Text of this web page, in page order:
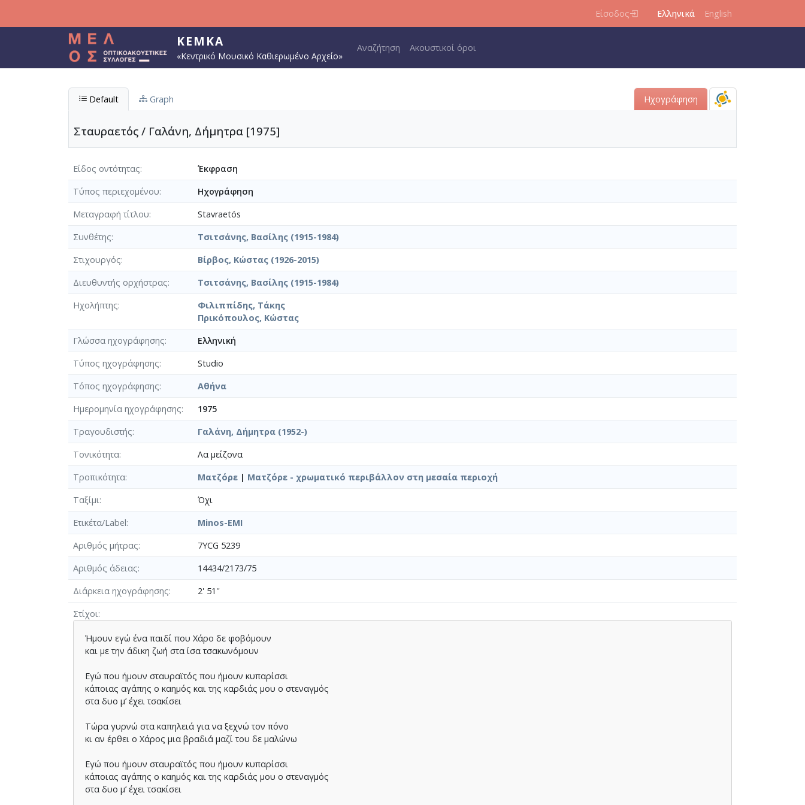
Είσοδος Ελληνικά English
ΚΕΜΚΑ
«Κεντρικό Μουσικό Καθιερωμένο Αρχείο»
Main navigation
Αναζήτηση Ακουστικοί όροι
Default Graph Ηχογράφηση
Σταυραετός / Γαλάνη, Δήμητρα [1975]
Είδος οντότητας
Έκφραση
Τύπος περιεχομένου
Ηχογράφηση
Μεταγραφή τίτλου
Stavraetós
Συνθέτης
Τσιτσάνης, Βασίλης (1915-1984)
Στιχουργός
Βίρβος, Κώστας (1926-2015)
Διευθυντής ορχήστρας
Τσιτσάνης, Βασίλης (1915-1984)
Ηχολήπτης
Φιλιππίδης, Τάκης
Πρικόπουλος, Κώστας
Γλώσσα ηχογράφησης
Ελληνική
Τύπος ηχογράφησης
Studio
Τόπος ηχογράφησης
Αθήνα
Ημερομηνία ηχογράφησης
1975
Τραγουδιστής
Γαλάνη, Δήμητρα (1952-)
Τονικότητα
Λα μείζονα
Τροπικότητα
Ματζόρε | Ματζόρε - χρωματικό περιβάλλον στη μεσαία περιοχή
Ταξίμι
Όχι
Ετικέτα/Label
Minos-EMI
Αριθμός μήτρας
7YCG 5239
Αριθμός άδειας
14434/2173/75
Διάρκεια ηχογράφησης
2' 51''
Στίχοι
Ήµουν εγώ ένα παιδί που Χάρο δε φοβόµουν
και µε την άδικη ζωή στα ίσα τσακωνόµουν
Εγώ που ήµουν σταυραϊτός που ήµουν κυπαρίσσι
κάποιας αγάπης ο καηµός και της καρδιάς µου ο στεναγµός
στα δυο µ’ έχει τσακίσει
Τώρα γυρνώ στα καπηλειά για να ξεχνώ τον πόνο
κι αν έρθει ο Χάρος µια βραδιά µαζί του δε µαλώνω
Εγώ που ήµουν σταυραϊτός που ήµουν κυπαρίσσι
κάποιας αγάπης ο καηµός και της καρδιάς µου ο στεναγµός
στα δυο µ’ έχει τσακίσει